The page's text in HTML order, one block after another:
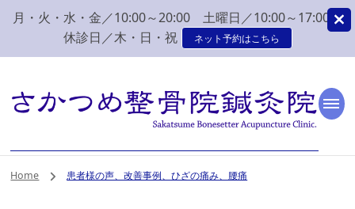
月・火・水・金／10:00～20:00 土曜日／10:00～17:00
休診日／木・日・祝
ネット予約はこちら
新潟市 秋葉区 肩こり
腰痛 整体 鍼灸はさか
鍼灸院へ。みなさまの気持ちに寄り添い、丁寧な問診、治療をさせて
Home 患者様の声、改善事例、ひざの痛み、腰痛